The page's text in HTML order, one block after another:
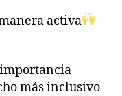
activa
importancia
más inclusivo